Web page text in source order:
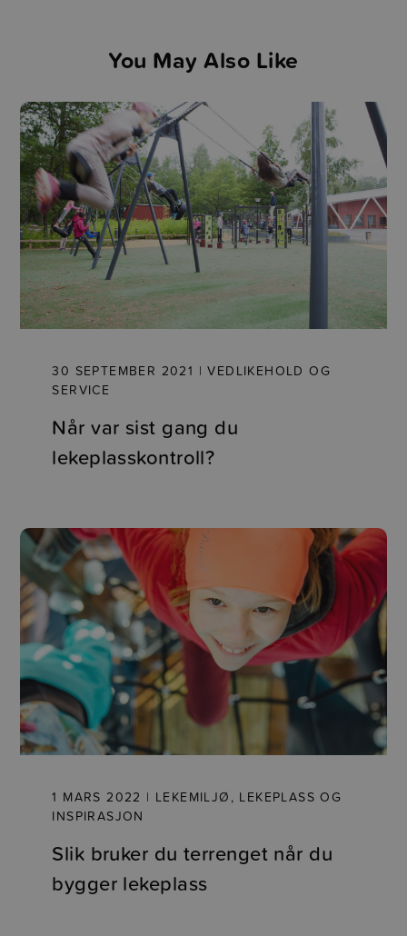
You May Also Like
30 SEPTEMBER 2021 | VEDLIKEHOLD OG
SERVICE
Når var sist gang du
lekeplasskontroll?
1 MARS 2022 | LEKEMILJØ, LEKEPLASS OG
INSPIRASJON
Slik bruker du terrenget når du
bygger lekeplass